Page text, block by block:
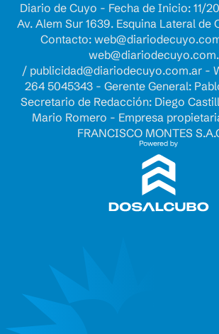
Diario de Cuyo - Fecha de Inicio: 11/
Av. Alem Sur 1639. Esquina Lateral
Contacto:
/ publicidad@diariodecuyo.com.ar-
264 5045343 - Gerente General:
Secretario de Redacción: Diego
Mario Romero - Empresa
FRANCISCO MONTES